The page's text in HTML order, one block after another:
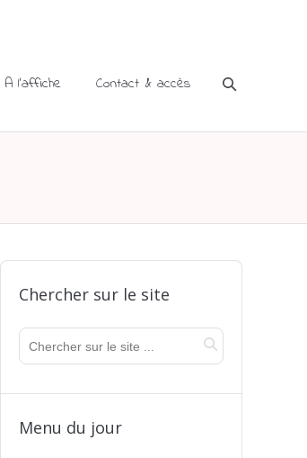
A l’affiche Contact & accès
Chercher sur le site
Menu du jour